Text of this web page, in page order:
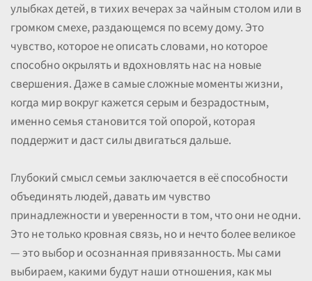
улыбках детей, в тихих вечерах за чайным столом или в
громком смехе, раздающемся по всему дому. Это
чувство, которое не описать словами, но которое
способно окрылять и вдохновлять нас на новые
свершения. Даже в самые сложные моменты жизни,
когда мир вокруг кажется серым и безрадостным,
именно семья становится той опорой, которая
поддержит и даст силы двигаться дальше.
Глубокий смысл семьи заключается в её способности
объединять людей, давать им чувство
принадлежности и уверенности в том, что они не одни.
Это не только кровная связь, но и нечто более великое
— это выбор и осознанная привязанность. Мы сами
выбираем, какими будут наши отношения, как мы